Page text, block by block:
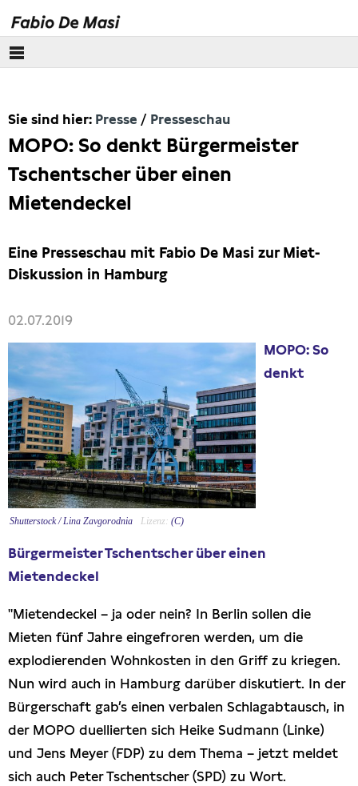
Europäisches Parlament
Themen
Presse
Pressebilder
Presseschau
Publikationen
Anfragen (Archivseite)
Sie sind hier: Presse Presseschau
MOPO: So denkt Bürgermeister
Tschentscher über einen
Mietendeckel
Eine Presseschau mit Fabio De Masi zur Miet-
Diskussion in Hamburg
02.07.2019
Shutterstock / Lina Zavgorodnia (C)
MOPO: So
denkt
Bürgermeister Tschentscher über einen
Mietendeckel
"Mietendeckel – ja oder nein? In Berlin sollen die
Mieten fünf Jahre eingefroren werden, um die
explodierenden Wohnkosten in den Griff zu kriegen.
Nun wird auch in Hamburg darüber diskutiert. In der
Bürgerschaft gab’s einen verbalen Schlagabtausch, in
der MOPO duellierten sich Heike Sudmann (Linke)
und Jens Meyer (FDP) zu dem Thema – jetzt meldet
sich auch Peter Tschentscher (SPD) zu Wort.